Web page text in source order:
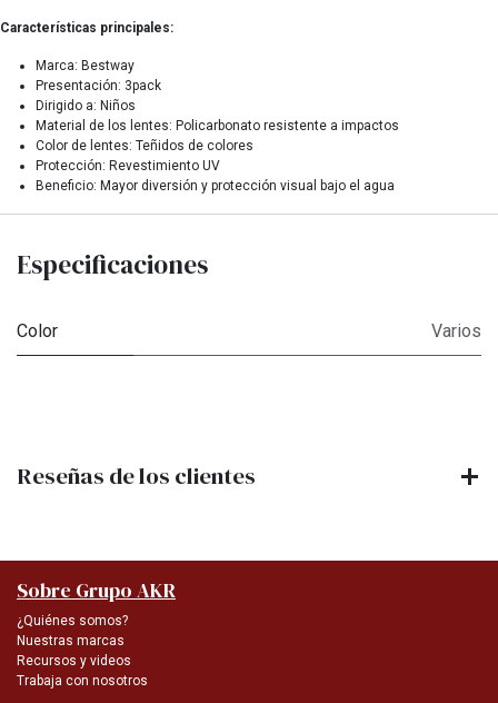
Características principales:
Marca: Bestway
Presentación: 3pack
Dirigido a: Niños
Material de los lentes: Policarbonato resistente a impactos
Color de lentes: Teñidos de colores
Protección: Revestimiento UV
Beneficio: Mayor diversión y protección visual bajo el agua
Especificaciones
Color Varios
Reseñas de los clientes
Sobre Grupo AKR
¿Quiénes somos?
Nuestras marcas
Recursos y videos
Trabaja con nosotros